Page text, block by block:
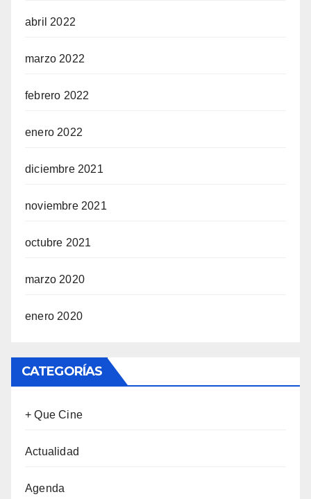
abril 2022
marzo 2022
febrero 2022
enero 2022
diciembre 2021
noviembre 2021
octubre 2021
marzo 2020
enero 2020
CATEGORÍAS
+ Que Cine
Actualidad
Agenda